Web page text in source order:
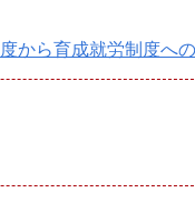
から育成就労制度へ